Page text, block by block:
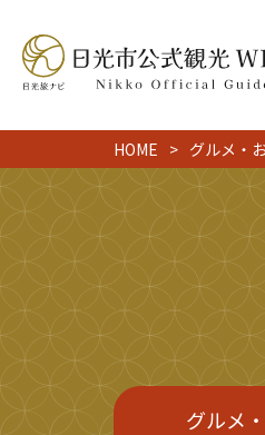
HOME グルメ・
グルメ